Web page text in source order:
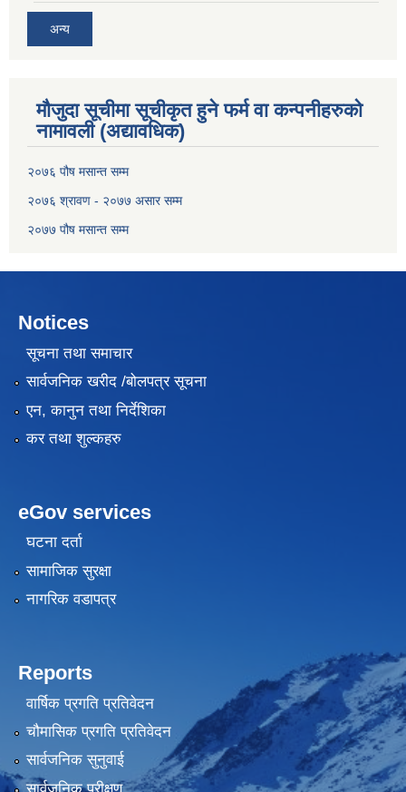
अन्य
मौजुदा सूचीमा सूचीकृत हुने फर्म वा कन्पनीहरुको
नामावली (अद्यावधिक)
२०७६ पौष मसान्त सम्म
२०७६ श्रावण - २०७७ असार सम्म
२०७७ पौष मसान्त सम्म
Notices
सूचना तथा समाचार
सार्वजनिक खरीद /बोलपत्र सूचना
एन, कानुन तथा निर्देशिका
कर तथा शुल्कहरु
eGov services
घटना दर्ता
सामाजिक सुरक्षा
नागरिक वडापत्र
Reports
वार्षिक प्रगति प्रतिवेदन
चौमासिक प्रगति प्रतिवेदन
सार्वजनिक सुनुवाई
सार्वजनिक परीक्षण